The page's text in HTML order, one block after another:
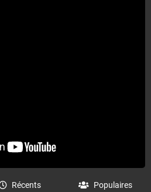
Récents Populaires